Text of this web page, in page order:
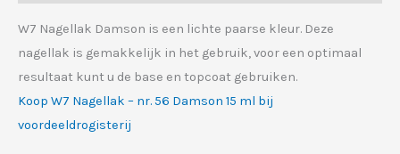
W7 Nagellak Damson is een lichte paarse kleur. Deze
nagellak is gemakkelijk in het gebruik, voor een optimaal
resultaat kunt u de base en topcoat gebruiken.
Koop W7 Nagellak – nr. 56 Damson 15 ml bij
voordeeldrogisterij